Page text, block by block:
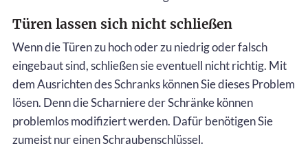
Türen lassen sich nicht schließen
Wenn die Türen zu hoch oder zu niedrig oder falsch
eingebaut sind, schließen sie eventuell nicht richtig. Mit
dem Ausrichten des Schranks können Sie dieses Problem
lösen. Denn die Scharniere der Schränke können
problemlos modifiziert werden. Dafür benötigen Sie
zumeist nur einen Schraubenschlüssel.